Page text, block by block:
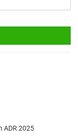
ADR 2025